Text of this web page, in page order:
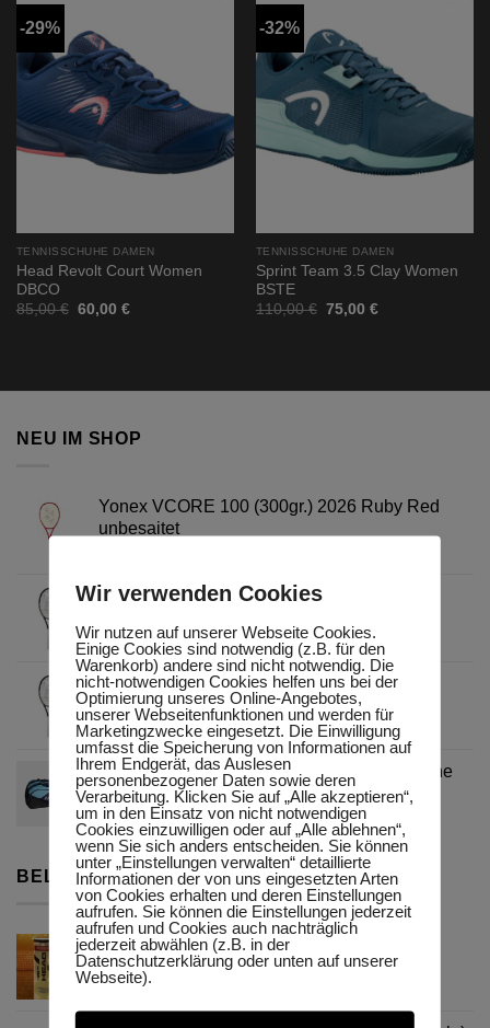
-29%
TENNISSCHUHE DAMEN
Head Revolt Court Women
DBCO
85,00€ Ursprünglicher
60,00 €Aktueller
-32%
TENNISSCHUHE DAMEN
Sprint Team 3.5 Clay Women
BSTE
110,00€ Ursprünglicher
75,00 €Aktueller
NEU IM SHOP
Yonex VCORE 100 (300gr.) 2026 Ruby Red
unbesaitet
war:
299,90 €
ist:
265,95 €.
Head Speed Elite 2026 besaitet
160,00
Ursprünglicher
Preis
war:
160,00 €
144,00 €Aktueller
Preis
ist:
144,00 €.
Head Speed MP L 2026 unbesaitet
250,00€ Ursprünglicher
Preis
war:
250,00 €
225,00€Aktueller
Preis
ist:
225,00 €.
Dunlop FX-Performance 12er Schlägertasche
149,99€ Ursprünglicher
Preis
war:
149,99 €
115,00€Aktueller
Preis
ist:
115,00 €.
BELIEBTE ARTIKEL
Spielball Head WTB ONE 4er Dose
12,50€
Wir verwenden Cookies
Wir nutzen auf unserer Webseite Cookies.
Einige Cookies sind notwendig (z.B. für den
Warenkorb) andere sind nicht notwendig. Die
nicht-notwendigen Cookies helfen uns bei der
Optimierung unseres Online-Angebotes,
unserer Webseitenfunktionen und werden für
Marketingzwecke eingesetzt. Die Einwilligung
umfasst die Speicherung von Informationen auf
Ihrem Endgerät, das Auslesen
personenbezogener Daten sowie deren
Verarbeitung. Klicken Sie auf „Alle akzeptieren“,
um in den Einsatz von nicht notwendigen
Cookies einzuwilligen oder auf „Alle ablehnen“,
wenn Sie sich anders entscheiden. Sie können
unter „Einstellungen verwalten“ detaillierte
Informationen der von uns eingesetzten Arten
von Cookies erhalten und deren Einstellungen
aufrufen. Sie können die Einstellungen jederzeit
aufrufen und Cookies auch nachträglich
jederzeit abwählen (z.B. in der
Datenschutzerklärung oder unten auf unserer
Webseite).